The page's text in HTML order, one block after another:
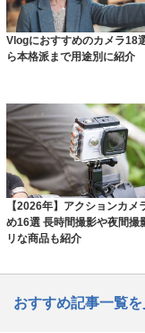
Vlogにおすすめのカメラ18
ら本格派まで用途別に紹介
【2026年】アクションカメ
め16選 長時間撮影や夜間撮
リな商品も紹介
おすすめ記事一覧を